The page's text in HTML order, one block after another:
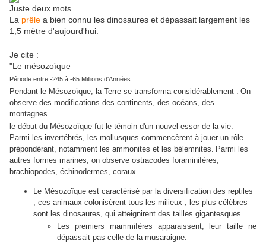
Juste deux mots.
La prêle a bien connu les dinosaures et dépassait largement les
1,5 mètre d'aujourd'hui.
Je cite :
"Le mésozoïque
Période entre -245 à -65 Millions d'Années
Pendant le Mésozoïque, la Terre se transforma considérablement : On
observe des modifications des continents, des océans, des
montagnes...
le début du Mésozoïque fut le témoin d'un nouvel essor de la vie.
Parmi les invertébrés, les mollusques commencèrent à jouer un rôle
prépondérant, notamment les ammonites et les bélemnites. Parmi les
autres formes marines, on observe ostracodes foraminifères,
brachiopodes, échinodermes, coraux.
Le Mésozoïque est caractérisé par la diversification des reptiles
; ces animaux colonisèrent tous les milieux ; les plus célèbres
sont les dinosaures, qui atteignirent des tailles gigantesques.
Les premiers mammifères apparaissent, leur taille ne
dépassait pas celle de la musaraigne.